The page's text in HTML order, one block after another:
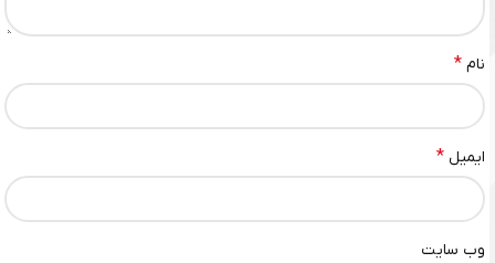
نام *
ایمیل *
وب‌ سایت